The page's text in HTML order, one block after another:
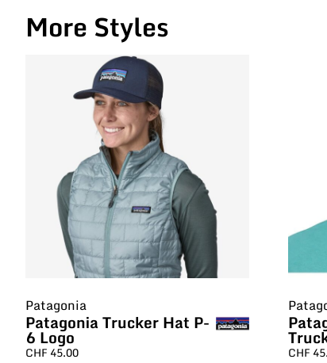
More Styles
Patagonia
Patagonia Trucker Hat P-
6 Logo
CHF 45.00 CHF